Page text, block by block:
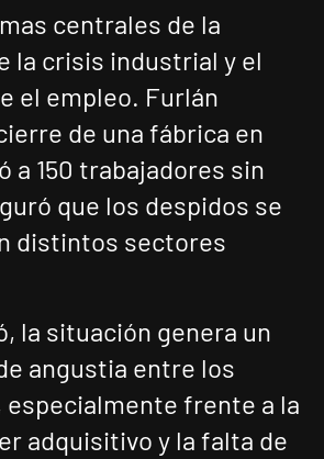
centrales de la
la crisis industrial y el
el empleo. Furlán
de una fábrica en
a 150 trabajadores sin
que los despidos se
distintos sectores
la situación genera un
angustia entre los
frente a la
adquisitivo y la falta de